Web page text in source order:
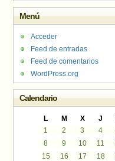
Menú
Acceder
Feed de entradas
Feed de comentarios
WordPress.org
Calendario
L M X J
1
2 3 4
8
9 10 11
15
16 17 18